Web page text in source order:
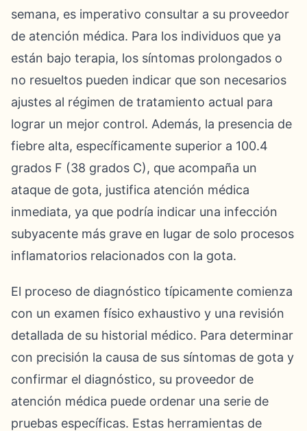
semana, es imperativo consultar a su proveedor
de atención médica. Para los individuos que ya
están bajo terapia, los síntomas prolongados o
no resueltos pueden indicar que son necesarios
ajustes al régimen de tratamiento actual para
lograr un mejor control. Además, la presencia de
fiebre alta, específicamente superior a 100.4
grados F (38 grados C), que acompaña un
ataque de gota, justifica atención médica
inmediata, ya que podría indicar una infección
subyacente más grave en lugar de solo procesos
inflamatorios relacionados con la gota.
El proceso de diagnóstico típicamente comienza
con un examen físico exhaustivo y una revisión
detallada de su historial médico. Para determinar
con precisión la causa de sus síntomas de gota y
confirmar el diagnóstico, su proveedor de
atención médica puede ordenar una serie de
pruebas específicas. Estas herramientas de